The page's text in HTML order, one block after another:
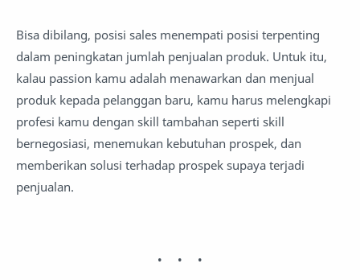
Bisa dibilang, posisi sales menempati posisi terpenting
dalam peningkatan jumlah penjualan produk. Untuk itu,
kalau passion kamu adalah menawarkan dan menjual
produk kepada pelanggan baru, kamu harus melengkapi
profesi kamu dengan skill tambahan seperti skill
bernegosiasi, menemukan kebutuhan prospek, dan
memberikan solusi terhadap prospek supaya terjadi
penjualan.